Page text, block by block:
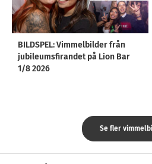
BILDSPEL: Vimmelbilder från
jubileumsfirandet på Lion Bar
1/8 2026
Se fler